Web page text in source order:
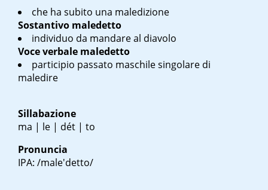
che ha subito una maledizione
Sostantivo maledetto
individuo da mandare al diavolo
Voce verbale maledetto
participio passato maschile singolare di
maledire
Sillabazione
ma | le | dét | to
Pronuncia
IPA: /male'detto/